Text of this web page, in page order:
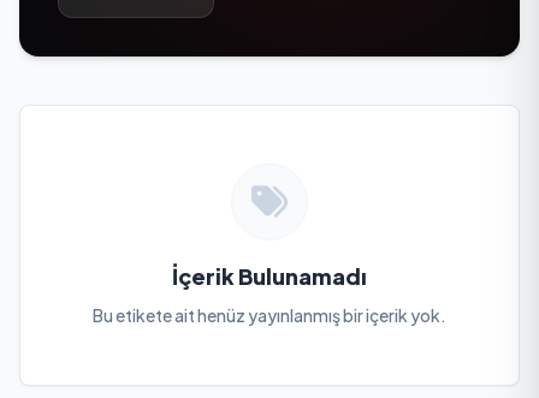
İçerik Bulunamadı
Bu etikete ait henüz yayınlanmış bir içerik yok.